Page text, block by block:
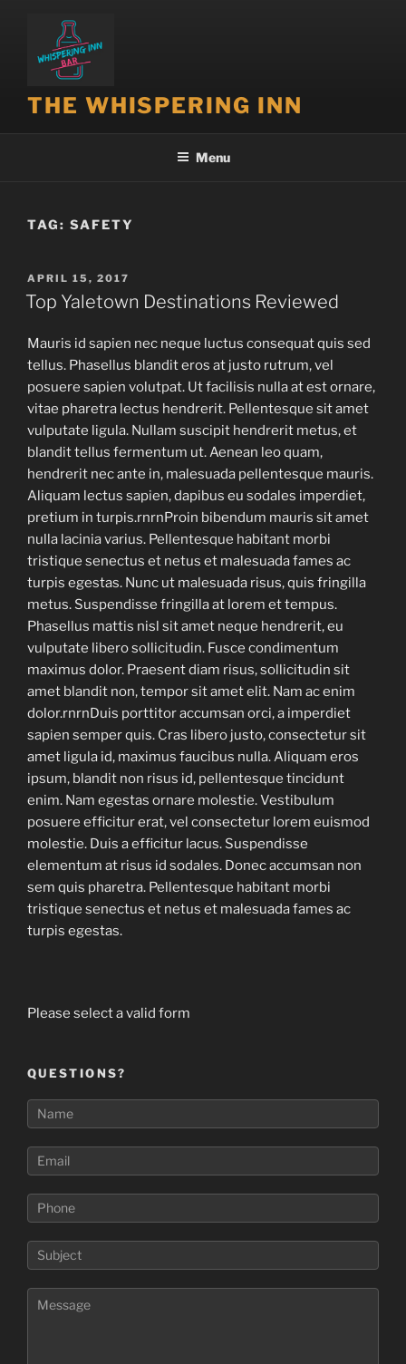
THE WHISPERING INN
Menu
TAG: SAFETY
APRIL 15, 2017
Top Yaletown Destinations Reviewed
Mauris id sapien nec neque luctus consequat quis sed
tellus. Phasellus blandit eros at justo rutrum, vel
posuere sapien volutpat. Ut facilisis nulla at est ornare,
vitae pharetra lectus hendrerit. Pellentesque sit amet
vulputate ligula. Nullam suscipit hendrerit metus, et
blandit tellus fermentum ut. Aenean leo quam,
hendrerit nec ante in, malesuada pellentesque mauris.
Aliquam lectus sapien, dapibus eu sodales imperdiet,
pretium in turpis.rnrnProin bibendum mauris sit amet
nulla lacinia varius. Pellentesque habitant morbi
tristique senectus et netus et malesuada fames ac
turpis egestas. Nunc ut malesuada risus, quis fringilla
metus. Suspendisse fringilla at lorem et tempus.
Phasellus mattis nisl sit amet neque hendrerit, eu
vulputate libero sollicitudin. Fusce condimentum
maximus dolor. Praesent diam risus, sollicitudin sit
amet blandit non, tempor sit amet elit. Nam ac enim
dolor.rnrnDuis porttitor accumsan orci, a imperdiet
sapien semper quis. Cras libero justo, consectetur sit
amet ligula id, maximus faucibus nulla. Aliquam eros
ipsum, blandit non risus id, pellentesque tincidunt
enim. Nam egestas ornare molestie. Vestibulum
posuere efficitur erat, vel consectetur lorem euismod
molestie. Duis a efficitur lacus. Suspendisse
elementum at risus id sodales. Donec accumsan non
sem quis pharetra. Pellentesque habitant morbi
tristique senectus et netus et malesuada fames ac
turpis egestas.
Please select a valid form
QUESTIONS?